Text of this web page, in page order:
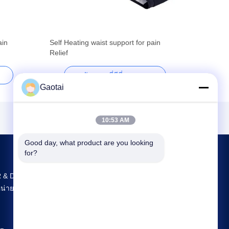
Self Heating waist support for pain
Relief
รับราคาที่ดีที่สุด
& D และการผลิตที่ใหญ่ที่สุด Back Support จํา
ายในจีน
Gaotai
10:53 AM
Good day, what product are you looking
for?